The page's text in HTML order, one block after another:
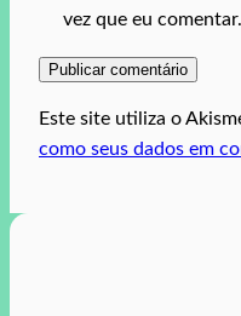
vez que eu comentar.
Este site utiliza o
como seus dados em